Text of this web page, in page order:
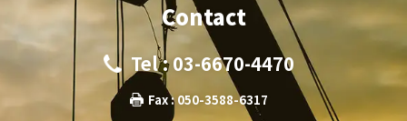
Contact
Tel : 03-6670-4470
Fax : 050-3588-6317